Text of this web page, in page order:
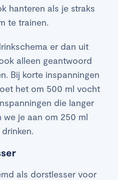
hanteren als je straks
te trainen.
er dan uit
alleen geantwoord
Bij korte inspanningen
het om 500 ml vocht
die langer
we je aan om 250 ml
als dorstlesser voor